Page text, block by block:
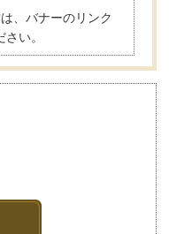
、バナーのリンク
い。